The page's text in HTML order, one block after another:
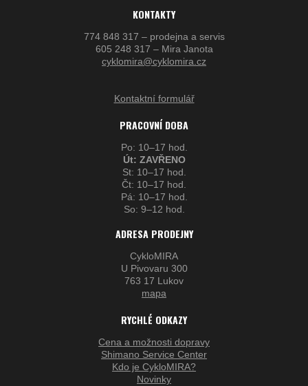
KONTAKTY
774 848 317 – prodejna a servis
605 248 317 – Mira Janota
cyklomira@cyklomira.cz
Kontaktní formulář
PRACOVNÍ DOBA
Po: 10–17 hod.
Út: ZAVŘENO
St: 10–17 hod.
Čt: 10–17 hod.
Pá: 10–17 hod.
So: 9–12 hod.
ADRESA PRODEJNY
CykloMIRA
U Pivovaru 300
763 17 Lukov
mapa
RYCHLÉ ODKAZY
Cena a možnosti dopravy
Shimano Service Center
Kdo je CykloMIRA?
Novinky